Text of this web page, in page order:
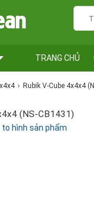
TRANG CHỦ
Rubik V-Cube 4x4x4
hình sản phẩm